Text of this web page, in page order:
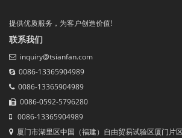
提供优质服务，为客户创造价值!
联系我们
inquiry@tsianfan.com
0086-13365904989
0086-13365904989
0086-0592-5796280
0086-13365904989
厦门市湖里区中国（福建）自由贸易试验区厦门片